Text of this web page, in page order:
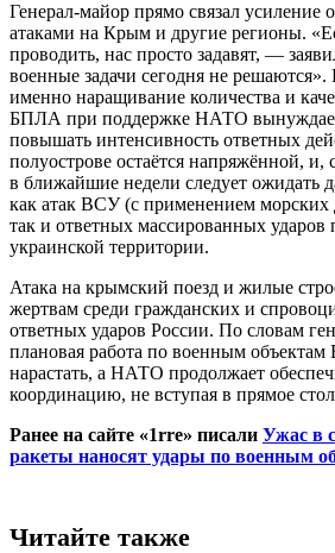
Генерал-майор прямо связал усиление
атаками на Крым и другие регионы.
проводить, нас просто задавят, —
военные задачи сегодня не
именно наращивание количества и
БПЛА при поддержке НАТО
повышать интенсивность ответных
полуострове остаётся напряжённой, и,
в ближайшие недели следует ожидать
как атак ВСУ (с применением
так и ответных массированных ударов
украинской территории.
Атака на крымский поезд и жилые
жертвам среди гражданских и
ответных ударов России. По словам
плановая работа по военным объектам
нарастать, а НАТО продолжает
координацию, не вступая в прямое
Ранее на сайте «1rre» писали Ужас в
ракеты наносят удары по военным
Читайте также